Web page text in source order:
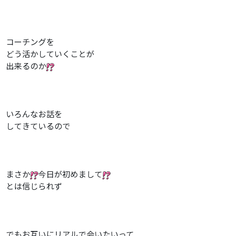
コーチングを
どう活かしていくことが
出来るのか
いろんなお話を
してきているので
まさか
今日が初めまして
とは信じられず